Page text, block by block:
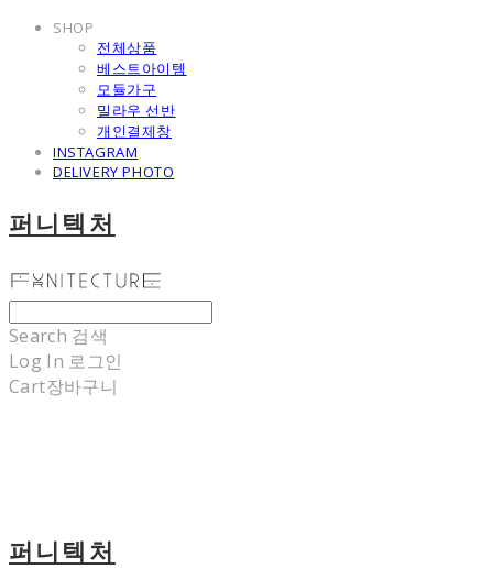
SHOP
전체상품
베스트아이템
모듈가구
밀라우 선반
개인결제창
INSTAGRAM
DELIVERY PHOTO
퍼니텍처
Search 검색
Log In 로그인
Cart장바구니
퍼니텍처